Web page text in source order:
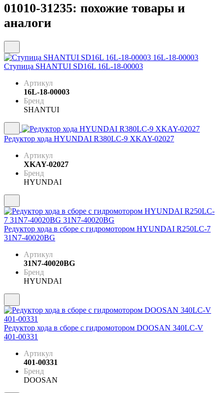
01010-31235: похожие товары и
аналоги
Ступица SHANTUI SD16L 16L-18-00003
Артикул
16L-18-00003
Бренд
SHANTUI
Редуктор хода HYUNDAI R380LC-9 XKAY-02027
Артикул
XKAY-02027
Бренд
HYUNDAI
Редуктор хода в сборе с гидромотором HYUNDAI R250LC-7
31N7-40020BG
Артикул
31N7-40020BG
Бренд
HYUNDAI
Редуктор хода в сборе с гидромотором DOOSAN 340LC-V
401-00331
Артикул
401-00331
Бренд
DOOSAN